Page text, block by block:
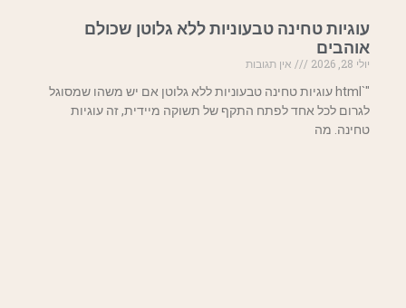
עוגיות טחינה טבעוניות ללא גלוטן שכולם
אוהבים
יולי 28, 2026
אין תגובות
"`html עוגיות טחינה טבעוניות ללא גלוטן אם יש משהו שמסוגל
לגרום לכל אחד לפתח התקף של תשוקה מיידית, זה עוגיות
טחינה. מה